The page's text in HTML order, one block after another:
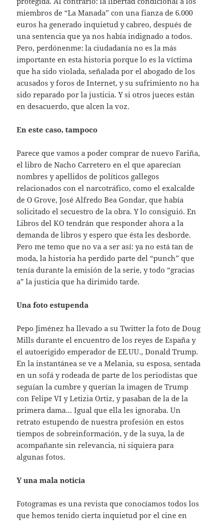
miembros de “La Manada” con una fianza de 6.000
euros ha generado inquietud y cabreo, después de
una sentencia que ya nos había indignado a todos.
Pero, perdónenme: la ciudadanía no es la más
importante en esta historia porque lo es la víctima
que ha sido violada, señalada por el abogado de los
acusados y foros de Internet, y su sufrimiento no ha
sido reparado por la justicia. Y si otros jueces están
en desacuerdo, que alcen la voz.
En este caso, tampoco
Parece que vamos a poder comprar de nuevo Fariña,
el libro de Nacho Carretero en el que aparecían
nombres y apellidos de políticos gallegos
relacionados con el narcotráfico, como el exalcalde
de O Grove, José Alfredo Bea Gondar, que había
solicitado el secuestro de la obra. Y lo consiguió. En
Libros del KO tendrán que responder ahora a la
demanda de libros y espero que ésta les desborde.
Pero me temo que no va a ser así: ya no está tan de
moda, la historia ha perdido parte del “punch” que
tenía durante la emisión de la serie, y todo “gracias
a” la justicia que ha dirimido tarde.
Una foto estupenda
Pepo Jiménez ha llevado a su Twitter la foto de Doug
Mills durante el encuentro de los reyes de España y
el autoerigido emperador de EE.UU., Donald Trump.
En la instantánea se ve a Melania, su esposa, sentada
en un sofá y rodeada de parte de los periodistas que
seguían la cumbre y querían la imagen de Trump
con Felipe VI y Letizia Ortiz, y pasaban de la de la
primera dama… Igual que ella les ignoraba. Un
retrato estupendo de nuestra profesión en estos
tiempos de sobreinformación, y de la suya, la de
acompañante sin relevancia, ni siquiera para
algunas fotos.
Y una mala noticia
Fotogramas es una revista que conocíamos todos los
que hemos tenido cierta inquietud por el cine en